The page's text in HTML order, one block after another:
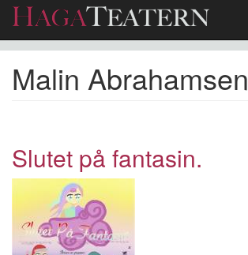
huvudinnehåll
Malin Abrahamsen
Slutet på fantasin.